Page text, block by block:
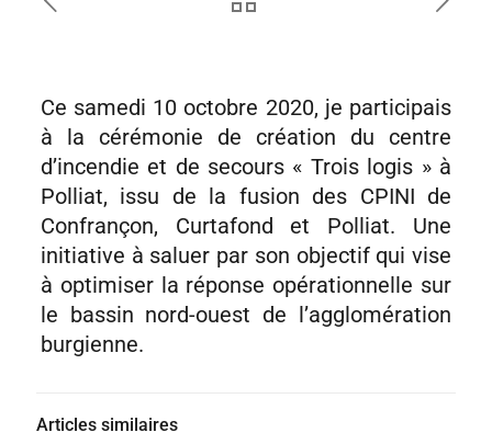
Ce samedi 10 octobre 2020, je participais
à la cérémonie de création du centre
d’incendie et de secours « Trois logis » à
Polliat, issu de la fusion des CPINI de
Confrançon, Curtafond et Polliat. Une
initiative à saluer par son objectif qui vise
à optimiser la réponse opérationnelle sur
le bassin nord-ouest de l’agglomération
burgienne.
Articles similaires